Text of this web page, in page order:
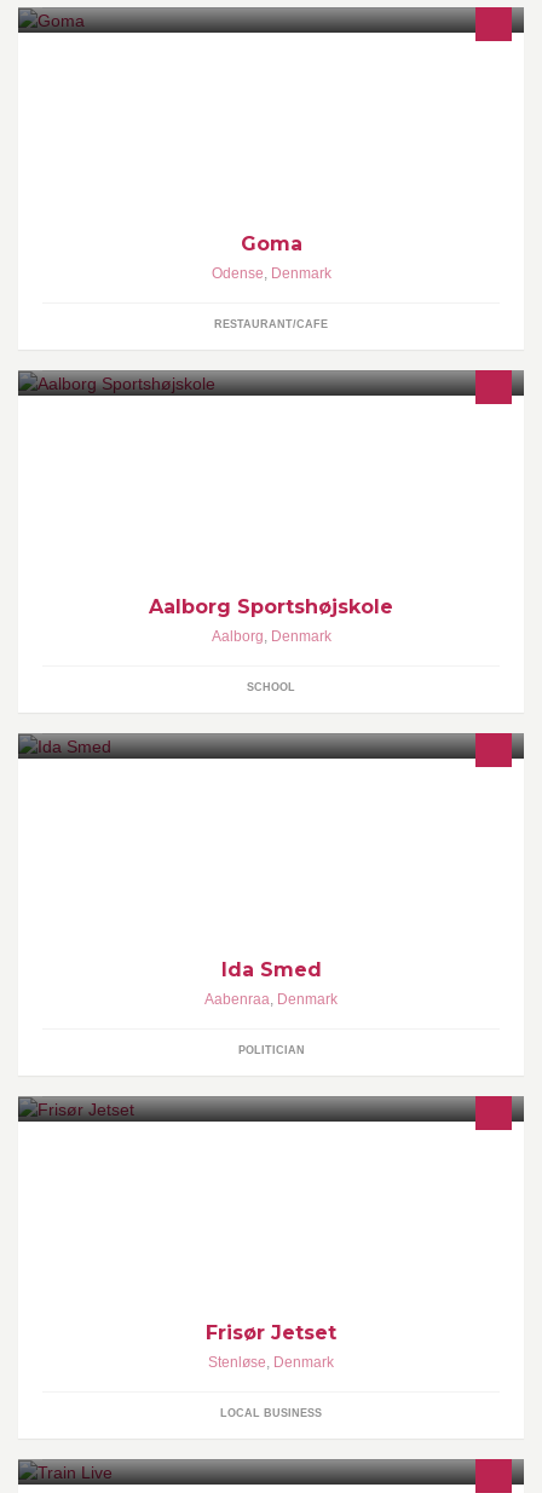
Goma
Odense, Denmark
RESTAURANT/CAFE
Aalborg Sportshøjskole
Aalborg, Denmark
SCHOOL
Ida Smed
Aabenraa, Denmark
POLITICIAN
Frisør Jetset
Stenløse, Denmark
LOCAL BUSINESS